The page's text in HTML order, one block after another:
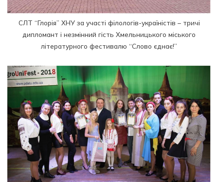
СЛТ “Глорія” ХНУ за участі філологів-україністів – тричі
дипломант і незмінний гість Хмельницького міського
літературного фестивалю “Слово єднає!”